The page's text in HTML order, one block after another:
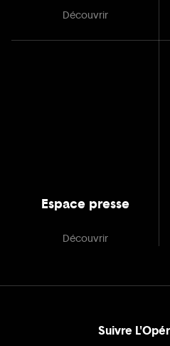
Découvrir
Espace presse
Découvrir
Suivre